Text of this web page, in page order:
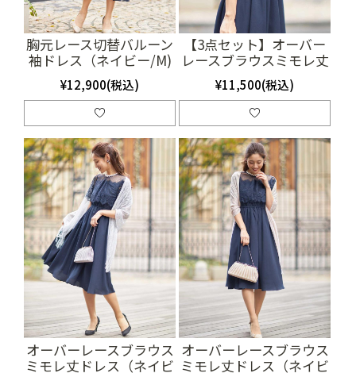
胸元レース切替バルーン
袖ドレス（ネイビー/M)
（SET0670）
¥12,900(税込)
【3点セット】オーバー
レースブラウスミモレ丈
ドレス（ネイビー）
（SET2013）
¥11,500(税込)
オーバーレースブラウス
ミモレ丈ドレス（ネイビ
オーバーレースブラウス
ミモレ丈ドレス（ネイビ